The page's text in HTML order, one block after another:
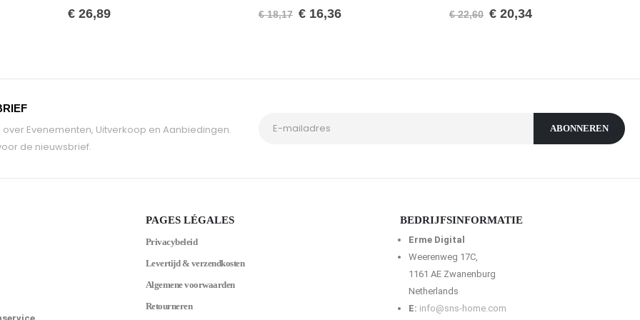
0van de 5
€ 26,89 van de 5
€18,17 € 16,36 van de 5
€22,60 € 20,34
Evenementen, Uitverkoop en Aanbiedingen.
de nieuwsbrief.
PAGES LÉGALES
Privacybeleid
Levertijd & verzendkosten
Algemene voorwaarden
Retourneren
BEDRIJFSINFORMATIE
Erme Digital
Weerenweg 17C,
1161 AE Zwanenburg
Netherlands
E: info@sns-home.com